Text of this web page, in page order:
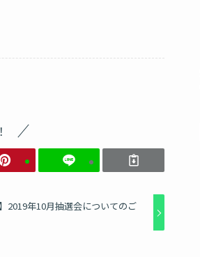
2019年10月抽選会についてのご